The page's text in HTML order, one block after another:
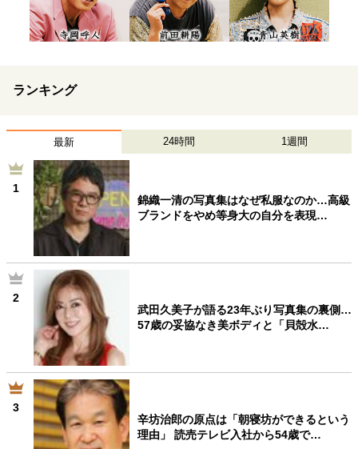
ランキング
最新 24時間 1週間
1
錦織一清の写真集はなぜ私服なのか…高級
ブランドをやめ等身大の自分を表現…
2
武田久美子が語る23年ぶり写真集の裏側…
57歳の妥協なき美ボディと「貝殻水…
3
辛坊治郎の原点は「朝寝坊ができるという
理由」 読売テレビ入社から54歳で…